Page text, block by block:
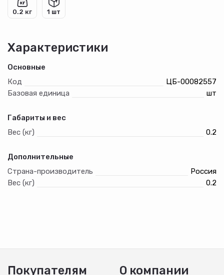
0.2 кг 1 шт
Характеристики
Основные
Код
ЦБ-00082557
Базовая единица
шт
Габариты и вес
Вес (кг)
0.2
Дополнительные
Страна-производитель
Россия
Вес (кг)
0.2
Покупателям О компании